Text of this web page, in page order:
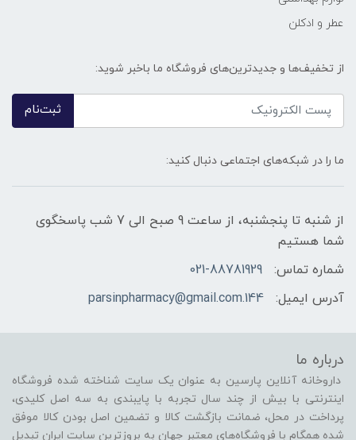
عطر و ادکلن
از تخفیف‌ها و جدیدترین‌های فروشگاه ما باخبر شوید:
ثبت‌نام
ما را در شبکه‌های اجتماعی دنبال کنید:
از شنبه تا پنجشنبه، از ساعت 9 صبح الی 7 شب پاسخگوی
شما هستیم
شماره تماس:
021-88781929
آدرس ایمیل:
144.parsinpharmacy@gmail.com
درباره ما
داروخانه آنلاین پارسین به عنوان یک سایت شناخته شده فروشگاه
اینترنتی با بیش از چند سال تجربه با پایبندی به سه اصل کلیدی،
پرداخت در محل، ضمانت بازگشت کالا و تضمین اصل بودن کالا موفق
شده همگام با فروشگاه‌های معتبر جهان به بروزترین سایت ایران تبدیل